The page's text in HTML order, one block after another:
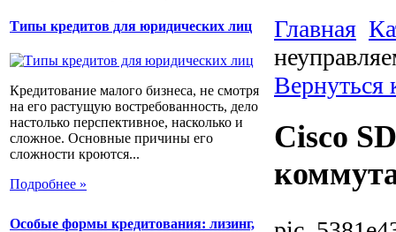
Типы кредитов для юридических лиц
Кредитование малого бизнеса, не смотря
на его растущую востребованность, дело
настолько перспективное, насколько и
сложное. Основные причины его
сложности кроются...
Подробнее »
Особые формы кредитования: лизинг,
Главная
Вернуться
Cisco